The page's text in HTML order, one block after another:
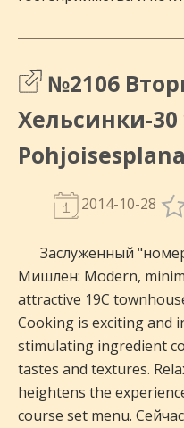
№2106
Хельсинки-
2014-10-28
Заслуженный
Мишлен: Modern,
attractive 19C
Cooking is exciting and
stimulating ingredient
tastes and textures.
heightens the
course set menu.